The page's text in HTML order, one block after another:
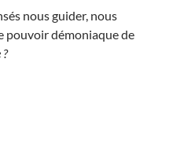
nous guider, nous
pouvoir démoniaque de